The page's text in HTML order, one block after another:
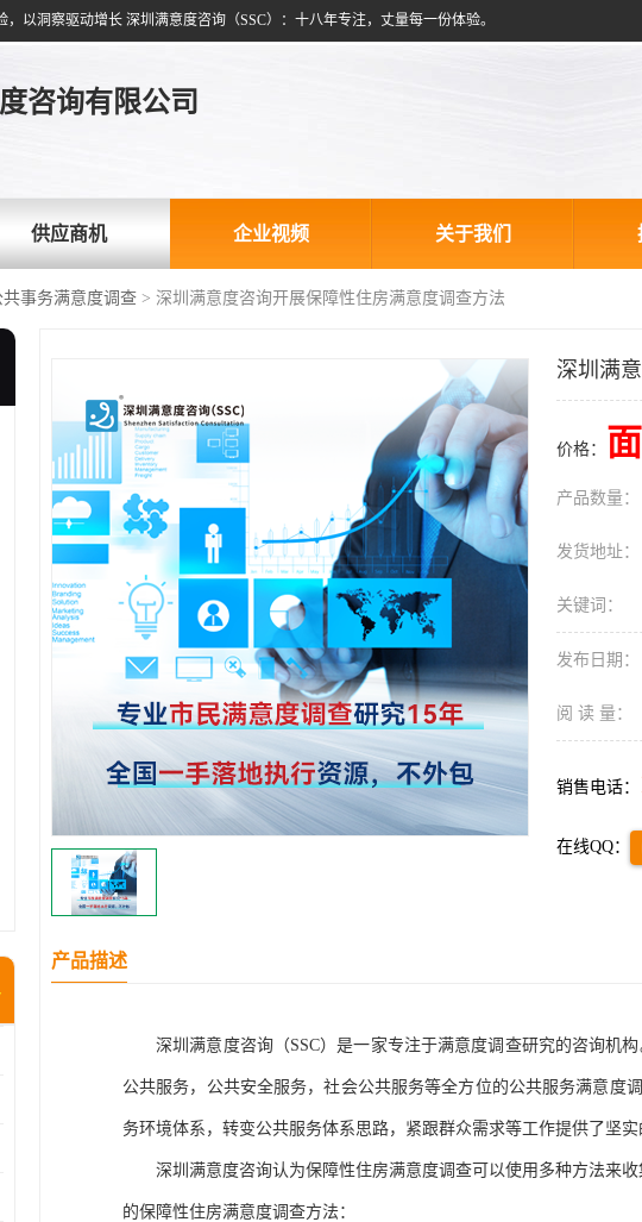
以洞察驱动增长 深圳满意度咨询（SSC）：十八年专注，丈量每一份体验。
咨询有限公司
供应商机 企业视频 关于我们
共事务满意度调查 > 深圳满意度咨询开展保障性住房满意度调查方法
深圳满
价格：
产品数量：
发货地址：
关键词：
发布日期：
阅 读 量：
销售电话：
在线QQ：
产品描述
深圳满意度咨询（SSC）是一家专注于满意度调查研究的咨询机构
公共服务，公共安全服务，社会公共服务等全方位的公共服务满意度
务环境体系，转变公共服务体系思路，紧跟群众需求等工作提供了坚实
深圳满意度咨询认为保障性住房满意度调查可以使用多种方法来
的保障性住房满意度调查方法：